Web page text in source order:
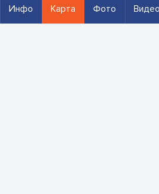
Инфо Карта Фото Видео